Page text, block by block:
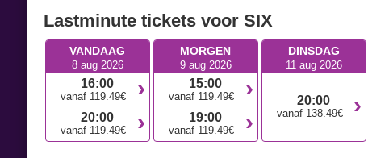
Lastminute tickets voor SIX
VANDAAG
8 aug 2026
16:00
vanaf 119.49€
20:00
vanaf 119.49€
MORGEN
9 aug 2026
15:00
vanaf 119.49€
19:00
vanaf 119.49€
DINSDAG
11 aug 2026
20:00
vanaf 138.49€